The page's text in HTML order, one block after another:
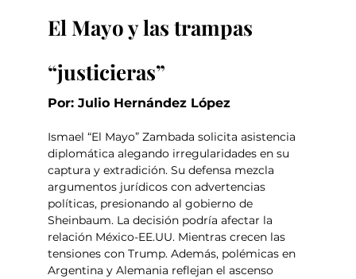
El Mayo y las trampas
“justicieras”
Por: Julio Hernández López
Ismael “El Mayo” Zambada solicita asistencia
diplomática alegando irregularidades en su
captura y extradición. Su defensa mezcla
argumentos jurídicos con advertencias
políticas, presionando al gobierno de
Sheinbaum. La decisión podría afectar la
relación México-EE.UU. Mientras crecen las
tensiones con Trump. Además, polémicas en
Argentina y Alemania reflejan el ascenso